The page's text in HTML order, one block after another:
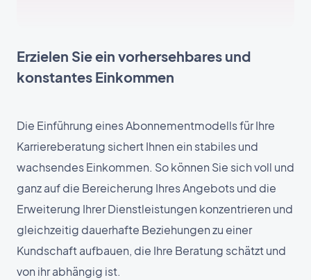
Erzielen Sie ein vorhersehbares und
konstantes Einkommen
Die Einführung eines Abonnementmodells für Ihre
Karriereberatung sichert Ihnen ein stabiles und
wachsendes Einkommen. So können Sie sich voll und
ganz auf die Bereicherung Ihres Angebots und die
Erweiterung Ihrer Dienstleistungen konzentrieren und
gleichzeitig dauerhafte Beziehungen zu einer
Kundschaft aufbauen, die Ihre Beratung schätzt und
von ihr abhängig ist.